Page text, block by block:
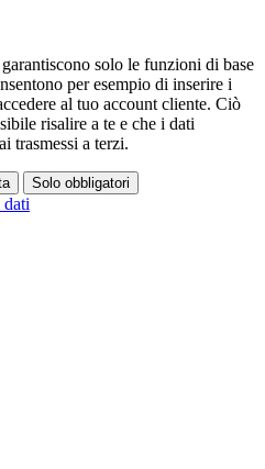
solo le funzioni di base
per esempio di inserire i
al tuo account cliente. Ciò
risalire a te e che i dati
trasmessi a terzi.
Solo obbligatori